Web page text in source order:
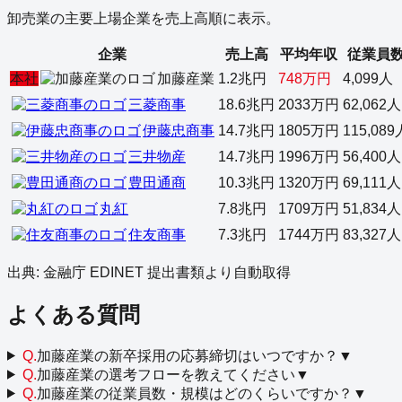
卸売業の主要上場企業を売上高順に表示。
企業 売上高 平均年収 従業員
本社
加藤産業 1.2兆円 748万円 4,099人
三菱商事
18.6兆円 2033万円 62,062人
伊藤忠商事 14.7兆円 1805万円 115,089
三井物産
14.7兆円 1996万円 56,400人
豊田通商
10.3兆円 1320万円 69,111人
丸紅
7.8兆円 1709万円 51,834人
住友商事
7.3兆円 1744万円 83,327人
出典: 金融庁 EDINET 提出書類より自動取得
よくある質問
Q.加藤産業の新卒採用の応募締切はいつですか？ ▼
Q.加藤産業の選考フローを教えてください ▼
Q.加藤産業の従業員数・規模はどのくらいですか？ ▼